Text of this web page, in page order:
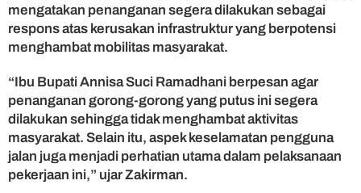
S
i
m
i
d
u
A
k
mengatakan penanganan segera dilakukan sebagai
respons atas kerusakan infrastruktur yang berpotensi
menghambat mobilitas masyarakat.
“Ibu Bupati Annisa Suci Ramadhani berpesan agar
penanganan gorong-gorong yang putus ini segera
dilakukan sehingga tidak menghambat aktivitas
masyarakat. Selain itu, aspek keselamatan pengguna
jalan juga menjadi perhatian utama dalam pelaksanaan
pekerjaan ini,” ujar Zakirman.